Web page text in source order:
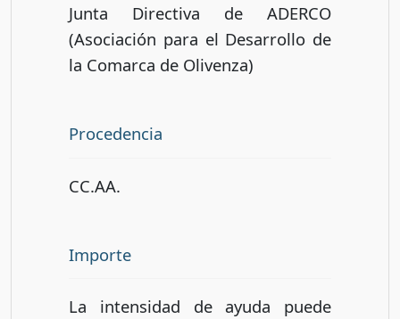
Junta Directiva de ADERCO
(Asociación para el Desarrollo de
la Comarca de Olivenza)
Procedencia
CC.AA.
Importe
La intensidad de ayuda puede